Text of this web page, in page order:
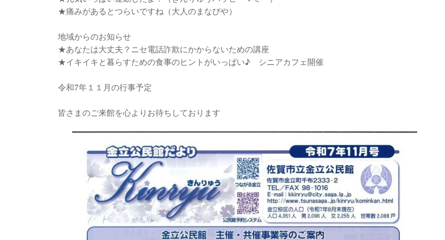
★痛みがあるとつらいですね（大人のまなびや）
地域からのお知らせ
★あなたは大丈夫？ニセ電話詐欺にかからないための講座
★イキイキと暮らすための食事のヒントがいっぱい♪ シニアカフェ開催
令和7年１１月の行事予定
皆さまのご来館を心よりお待ちしております